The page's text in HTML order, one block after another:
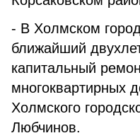
- В Холмском
ближайший
капитальный
многоквартирных
Холмского
Любчинов.